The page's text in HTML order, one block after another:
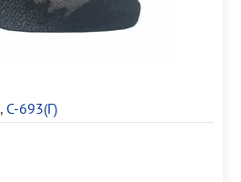
, С-693(Г)